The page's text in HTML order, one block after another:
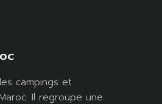
campings et
Il regroupe une